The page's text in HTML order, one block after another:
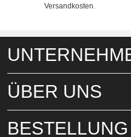
Versandkosten
ÜBER UNS